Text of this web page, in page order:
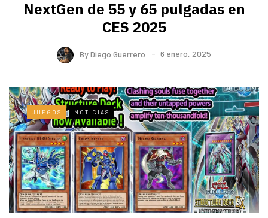
NextGen de 55 y 65 pulgadas en
CES 2025
ByDiego Guerrero 6 enero, 2025
JUEGOS NOTICIAS